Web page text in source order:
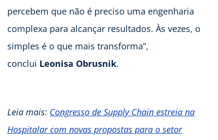
percebem que não é preciso uma engenharia
complexa para alcançar resultados. Às vezes, o
simples é o que mais transforma”,
conclui Leonisa Obrusnik.
Leia mais: Congresso de Supply Chain estreia na
Hospitalar com novas propostas para o setor